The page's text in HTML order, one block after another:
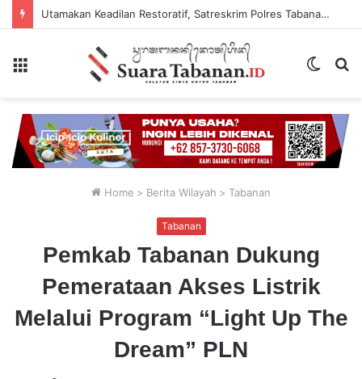
Utamakan Keadilan Restoratif, Satreskrim Polres Tabanan Gelar Perkara Kasus Penganiayaan Anak
Switch
Home > Berita Wilayah > Tabanan
Tabanan
Pemkab Tabanan Dukung
Pemerataan Akses Listrik
Melalui Program “Light Up The
Dream” PLN